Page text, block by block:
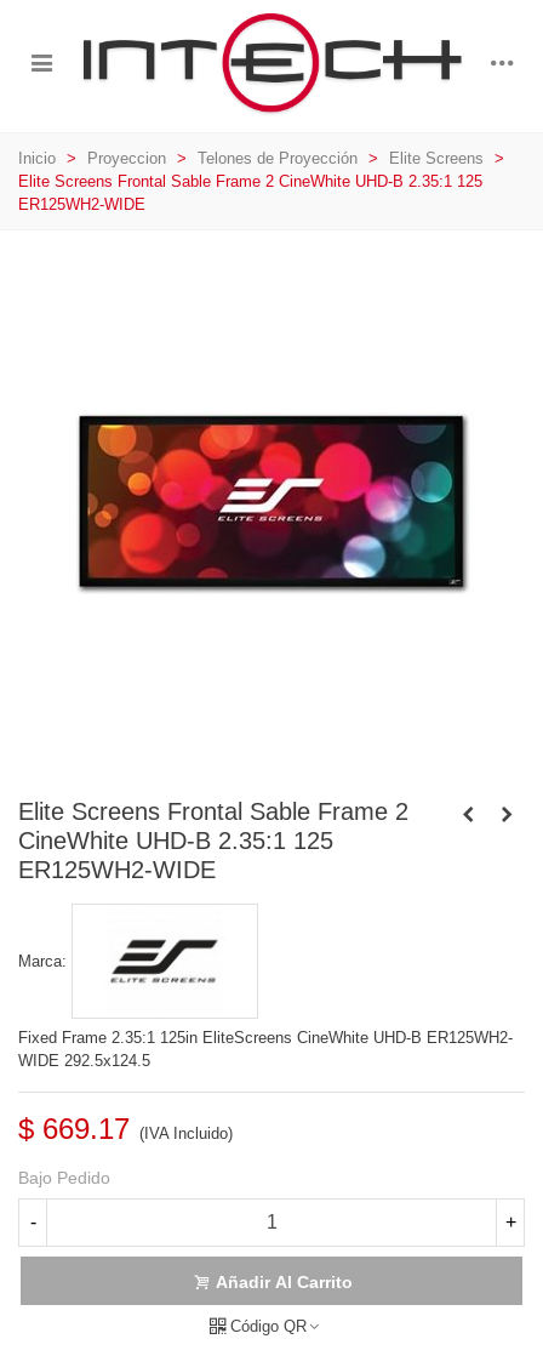
Inicio > Proyeccion > Telones de Proyección > Elite Screens
>
Elite Screens Frontal Sable Frame 2 CineWhite UHD-B 2.35:1 125
ER125WH2-WIDE
Elite Screens Frontal Sable Frame 2
CineWhite UHD-B 2.35:1 125
ER125WH2-WIDE
Marca:
Fixed Frame 2.35:1 125in EliteScreens CineWhite UHD-B ER125WH2-
WIDE 292.5x124.5
$ 669.17 (IVA Incluido)
Bajo Pedido
- +
Añadir Al Carrito
Código QR